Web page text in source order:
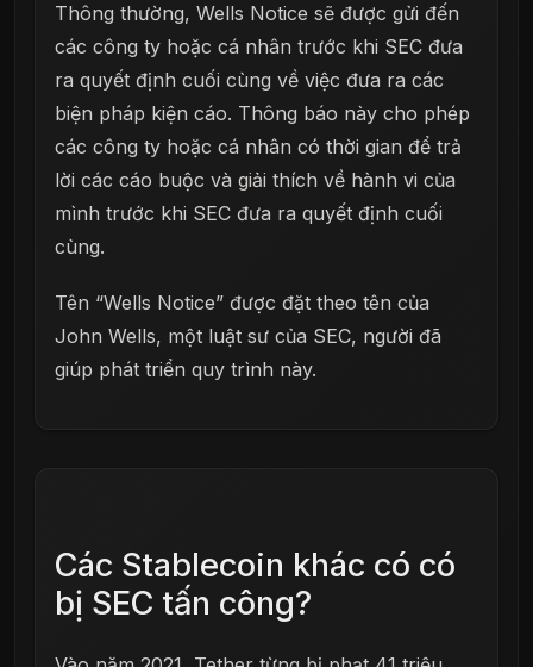
Thông thường, Wells Notice sẽ được gửi đến
các công ty hoặc cá nhân trước khi SEC đưa
ra quyết định cuối cùng về việc đưa ra các
biện pháp kiện cáo. Thông báo này cho phép
các công ty hoặc cá nhân có thời gian để trả
lời các cáo buộc và giải thích về hành vi của
mình trước khi SEC đưa ra quyết định cuối
cùng.
Tên “Wells Notice” được đặt theo tên của
John Wells, một luật sư của SEC, người đã
giúp phát triển quy trình này.
Các Stablecoin khác có có
bị SEC tấn công?